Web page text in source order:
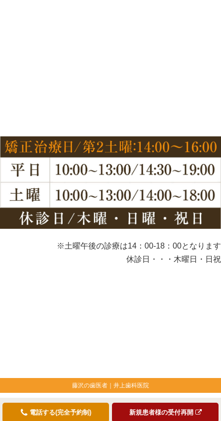
※土曜午後の診療は14：00-18：00となります
休診日・・・木曜日・日祝
藤沢の歯医者｜井上歯科医院
電話する(完全予約制) 新規患者様の受付再開